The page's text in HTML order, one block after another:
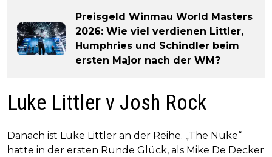
Preisgeld Winmau World Masters
2026: Wie viel verdienen Littler,
Humphries und Schindler beim
ersten Major nach der WM?
Luke Littler v Josh Rock
Danach ist Luke Littler an der Reihe. „The Nuke“
hatte in der ersten Runde Glück, als Mike De Decker